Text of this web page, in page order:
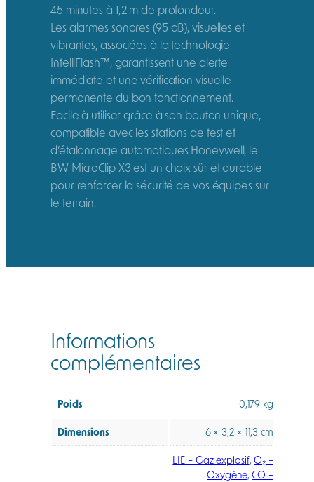
45 minutes à 1,2 m de profondeur.
Les alarmes sonores (95 dB), visuelles et
vibrantes, associées à la technologie
IntelliFlash™, garantissent une alerte
immédiate et une vérification visuelle
permanente du bon fonctionnement.
Facile à utiliser grâce à son bouton unique,
compatible avec les stations de test et
d’étalonnage automatiques Honeywell, le
BW MicroClip X3 est un choix sûr et durable
pour renforcer la sécurité de vos équipes sur
le terrain.
Informations
complémentaires
Poids 0,179 kg
Dimensions 6 × 3,2 × 11,3 cm
LIE – Gaz explosif,O₂ –
Oxygène,CO –